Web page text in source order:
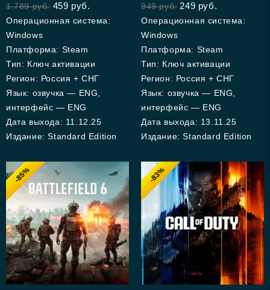
of
5
1,789руб. 459 руб.
Операционная система:
Windows
Платформа: Steam
Тип: Ключ активации
Регион: Россия + СНГ
Язык: озвучка — ENG,
интерфейс — ENG
Дата выхода: 11.12.25
Издание: Standard Edition
of
5
949руб. 249 руб.
Операционная система:
Windows
Платформа: Steam
Тип: Ключ активации
Регион: Россия + СНГ
Язык: озвучка — ENG,
интерфейс — ENG
Дата выхода: 13.11.25
Издание: Standard Edition
-85% -83%